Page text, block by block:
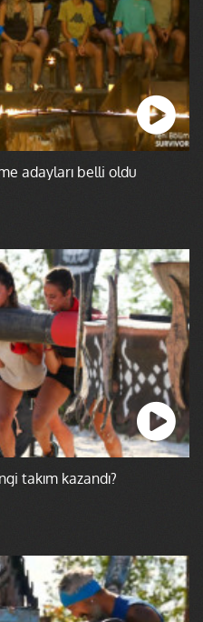
adayları belli oldu
takım kazandı?